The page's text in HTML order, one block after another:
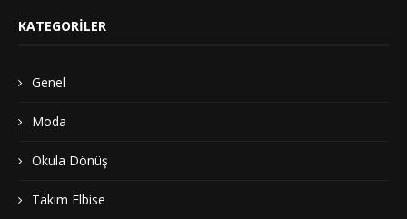
KATEGORILER
Genel
Moda
Okula Dönüş
Takım Elbise